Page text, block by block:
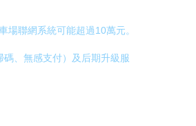
聯網系統可能超過10萬元。
、無感支付）及后期升級服